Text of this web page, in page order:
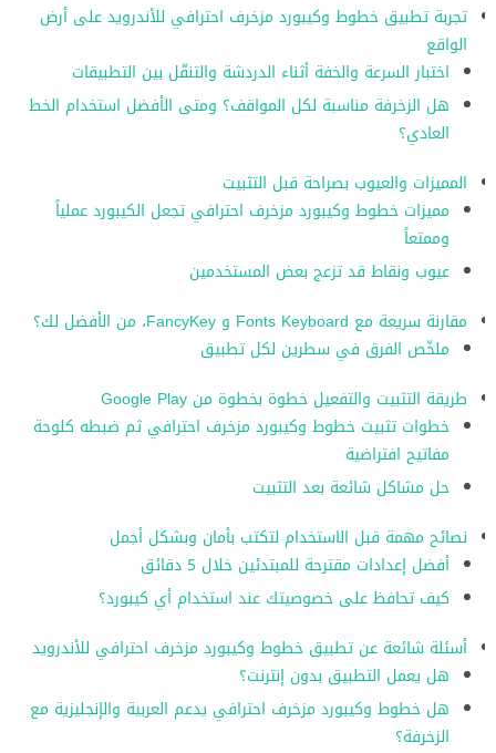
تجربة تطبيق خطوط وكيبورد مزخرف احترافي للأندرويد على أرض
الواقع
اختبار السرعة والخفة أثناء الدردشة والتنقّل بين التطبيقات
هل الزخرفة مناسبة لكل المواقف؟ ومتى الأفضل استخدام الخط
العادي؟
المميزات والعيوب بصراحة قبل التثبيت
مميزات خطوط وكيبورد مزخرف احترافي تجعل الكيبورد عملياً
وممتعاً
عيوب ونقاط قد تزعج بعض المستخدمين
مقارنة سريعة مع Fonts Keyboard و FancyKey، من الأفضل لك؟
ملخّص الفرق في سطرين لكل تطبيق
طريقة التثبيت والتفعيل خطوة بخطوة من Google Play
خطوات تثبيت خطوط وكيبورد مزخرف احترافي ثم ضبطه كلوحة
مفاتيح افتراضية
حل مشاكل شائعة بعد التثبيت
نصائح مهمة قبل الاستخدام لتكتب بأمان وبشكل أجمل
أفضل إعدادات مقترحة للمبتدئين خلال 5 دقائق
كيف تحافظ على خصوصيتك عند استخدام أي كيبورد؟
أسئلة شائعة عن تطبيق خطوط وكيبورد مزخرف احترافي للأندرويد
هل يعمل التطبيق بدون إنترنت؟
هل خطوط وكيبورد مزخرف احترافي يدعم العربية والإنجليزية مع
الزخرفة؟